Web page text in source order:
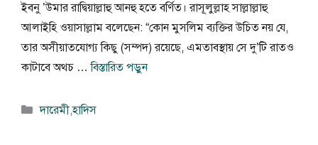
ইবনু ’উমার রাদ্বিয়াল্লাহু আনহু হতে বর্ণিত। রাসূলুল্লাহ সাল্লাল্লাহু
আলাইহি ওয়াসাল্লাম বলেছেন: “কোন মুসলিম ব্যক্তির উচিত নয় যে,
তার অসীয়াতযোগ্য কিছু (সম্পদ) রয়েছে, এমতাবস্থায় সে দু’টি রাতও
কাটাবে অথচ …বিস্তারিত পড়ুন
বিভাগ
দারেমী,হাদিস